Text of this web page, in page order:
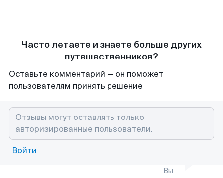
Часто летаете и знаете больше других
путешественников?
Оставьте комментарий — он поможет
пользователям принять решение
Войти
Вы